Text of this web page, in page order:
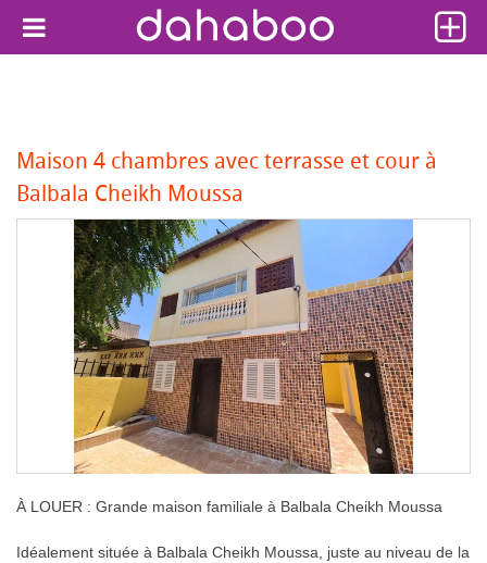
Maison 4 chambres avec terrasse et cour à
Balbala Cheikh Moussa
À LOUER : Grande maison familiale à Balbala Cheikh Moussa
Idéalement située à Balbala Cheikh Moussa, juste au niveau de la